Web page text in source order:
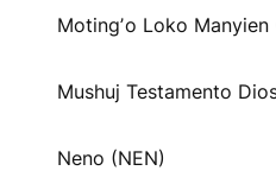
Motingʼo Loko Manyien
Mushuj Testamento
Neno (NEN)